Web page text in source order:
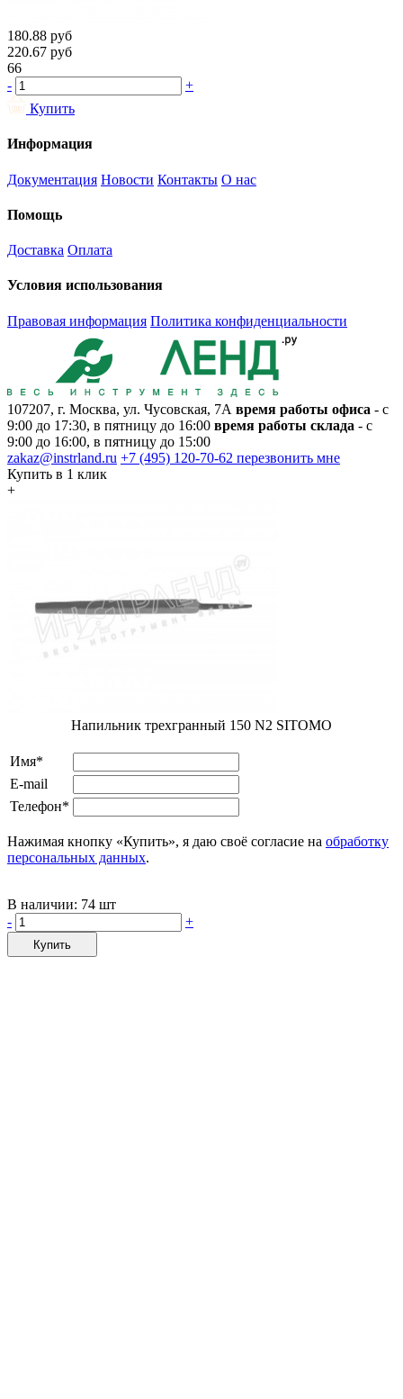
180.88 руб
220.67 руб
66
-
+
Купить
Информация
Документация Новости Контакты О нас
Помощь
Доставка Оплата
Условия использования
Правовая информация Политика конфиденциальности
107207, г. Москва, ул. Чусовская, 7А время работы офиса - с
9:00 до 17:30, в пятницу до 16:00 время работы склада - с
9:00 до 16:00, в пятницу до 15:00
zakaz@instrland.ru +7 (495) 120-70-62 перезвонить мне
Купить в 1 клик
+
Напильник трехгранный 150 N2 SITOMO
Имя*
E-mail
Телефон*
Нажимая кнопку «Купить», я даю своё согласие на обработку
персональных данных.
В наличии: 74 шт
-
+
Купить